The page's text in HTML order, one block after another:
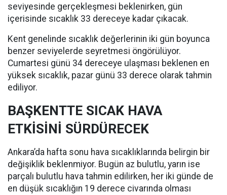
seviyesinde gerçekleşmesi beklenirken, gün
içerisinde sıcaklık 33 dereceye kadar çıkacak.
Kent genelinde sıcaklık değerlerinin iki gün boyunca
benzer seviyelerde seyretmesi öngörülüyor.
Cumartesi günü 34 dereceye ulaşması beklenen en
yüksek sıcaklık, pazar günü 33 derece olarak tahmin
ediliyor.
BAŞKENTTE SICAK HAVA
ETKİSİNİ SÜRDÜRECEK
Ankara’da hafta sonu hava sıcaklıklarında belirgin bir
değişiklik beklenmiyor. Bugün az bulutlu, yarın ise
parçalı bulutlu hava tahmin edilirken, her iki günde de
en düşük sıcaklığın 19 derece civarında olması